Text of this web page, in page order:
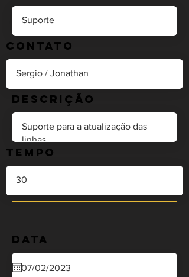
Contato
Descrição
Tempo
Data